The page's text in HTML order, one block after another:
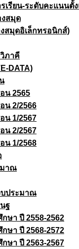
เรียน-ระดับคะแนนตั้
งสมุด
สมุดอิเล็กทรอนิกส์)
ภาคี
DATA)
น 2565
น 2/2566
น 1/2567
น 2/2567
น 1/2568
มาณ
บประมาณ
ฐ
ษา ปี 2558-2562
ษา ปี 2568-2572
ษา ปี 2563-2567